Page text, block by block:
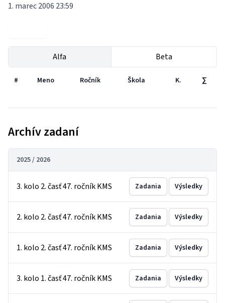
1. marec 2006 23:59
Alfa Beta
# Meno Ročník Škola K. ∑
Archív zadaní
2025 / 2026
3. kolo 2. časť 47. ročník KMS Zadania Výsledky
2. kolo 2. časť 47. ročník KMS Zadania Výsledky
1. kolo 2. časť 47. ročník KMS Zadania Výsledky
3. kolo 1. časť 47. ročník KMS Zadania Výsledky